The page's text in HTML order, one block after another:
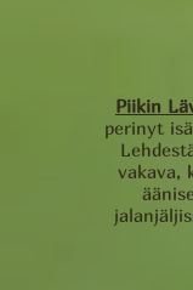
Piikin
perinyt
vakava,